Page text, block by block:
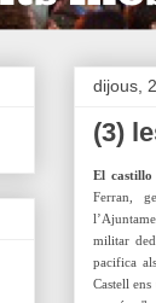
dijous,
(3)
El castillo
Ferran,
militar
pacifica
Castell